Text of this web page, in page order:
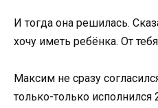
И тогда она решилась.
хочу иметь ребёнка. От
Максим не сразу
только-только исполнился